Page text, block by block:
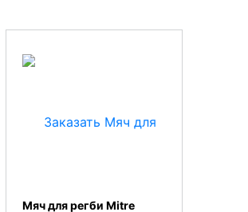
Мяч для регби Mitre